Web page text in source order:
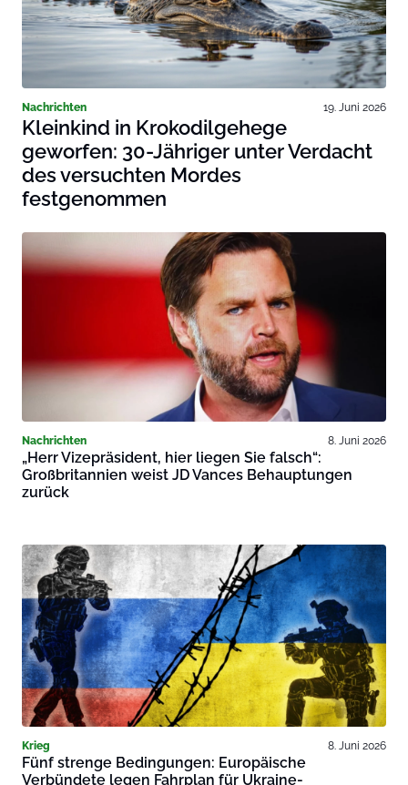
Nachrichten 19. Juni 2026
Kleinkind in Krokodilgehege
geworfen: 30-Jähriger unter Verdacht
des versuchten Mordes
festgenommen
Nachrichten 8. Juni 2026
„Herr Vizepräsident, hier liegen Sie falsch“:
Großbritannien weist JD Vances Behauptungen
zurück
Krieg 8. Juni 2026
Fünf strenge Bedingungen: Europäische
Verbündete legen Fahrplan für Ukraine-